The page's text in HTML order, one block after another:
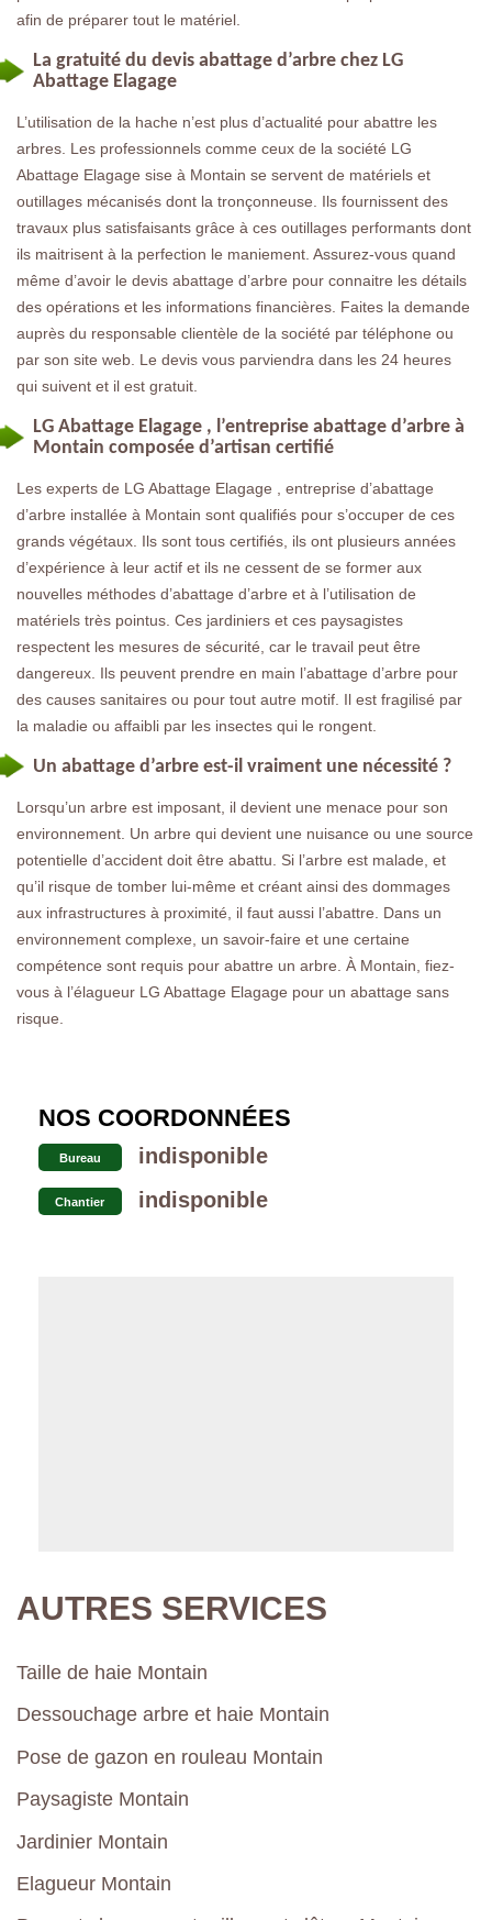
afin de préparer tout le matériel.
La gratuité du devis abattage d’arbre chez LG
Abattage Elagage
L’utilisation de la hache n’est plus d’actualité pour abattre les
arbres. Les professionnels comme ceux de la société LG
Abattage Elagage sise à Montain se servent de matériels et
outillages mécanisés dont la tronçonneuse. Ils fournissent des
travaux plus satisfaisants grâce à ces outillages performants dont
ils maitrisent à la perfection le maniement. Assurez-vous quand
même d’avoir le devis abattage d’arbre pour connaitre les détails
des opérations et les informations financières. Faites la demande
auprès du responsable clientèle de la société par téléphone ou
par son site web. Le devis vous parviendra dans les 24 heures
qui suivent et il est gratuit.
LG Abattage Elagage , l’entreprise abattage d’arbre à
Montain composée d’artisan certifié
Les experts de LG Abattage Elagage , entreprise d’abattage
d’arbre installée à Montain sont qualifiés pour s’occuper de ces
grands végétaux. Ils sont tous certifiés, ils ont plusieurs années
d’expérience à leur actif et ils ne cessent de se former aux
nouvelles méthodes d’abattage d’arbre et à l’utilisation de
matériels très pointus. Ces jardiniers et ces paysagistes
respectent les mesures de sécurité, car le travail peut être
dangereux. Ils peuvent prendre en main l’abattage d’arbre pour
des causes sanitaires ou pour tout autre motif. Il est fragilisé par
la maladie ou affaibli par les insectes qui le rongent.
Un abattage d’arbre est-il vraiment une nécessité ?
Lorsqu’un arbre est imposant, il devient une menace pour son
environnement. Un arbre qui devient une nuisance ou une source
potentielle d’accident doit être abattu. Si l’arbre est malade, et
qu’il risque de tomber lui-même et créant ainsi des dommages
aux infrastructures à proximité, il faut aussi l’abattre. Dans un
environnement complexe, un savoir-faire et une certaine
compétence sont requis pour abattre un arbre. À Montain, fiez-
vous à l’élagueur LG Abattage Elagage pour un abattage sans
risque.
NOS COORDONNÉES
Bureau indisponible
Chantier indisponible
AUTRES SERVICES
Taille de haie Montain
Dessouchage arbre et haie Montain
Pose de gazon en rouleau Montain
Paysagiste Montain
Jardinier Montain
Elagueur Montain